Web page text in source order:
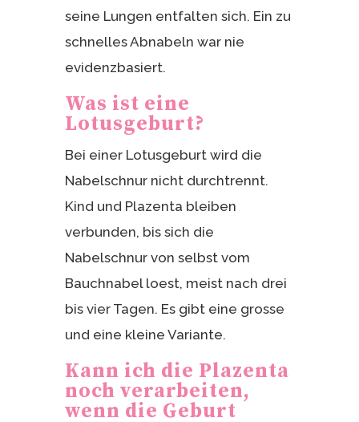
seine Lungen entfalten sich. Ein zu
schnelles Abnabeln war nie
evidenzbasiert.
Was ist eine
Lotusgeburt?
Bei einer Lotusgeburt wird die
Nabelschnur nicht durchtrennt.
Kind und Plazenta bleiben
verbunden, bis sich die
Nabelschnur von selbst vom
Bauchnabel loest, meist nach drei
bis vier Tagen. Es gibt eine grosse
und eine kleine Variante.
Kann ich die Plazenta
noch verarbeiten,
wenn die Geburt